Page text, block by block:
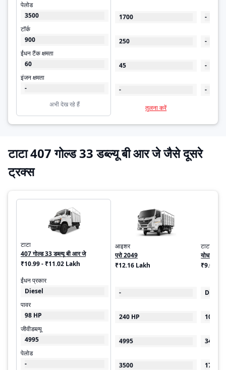
पेलोड
3500
टॉर्क
900
ईंधन टैंक क्षमता
60
इंजन क्षमता
-
अभी देख रहे हैं
1700
250
45
-
तुलना करें
-
-
-
-
टाटा 407 गोल्ड 33 डब्ल्यू बी आर जे जैसे दूसरे
ट्रक्स
टाटा
407 गोल्ड 33 डब्ल्यू बी आर जे
₹10.99 - ₹11.02 Lakh
ईंधन प्रकार
Diesel
पावर
98 HP
जीवीडब्ल्यू
4995
पेलोड
-
आइशर
प्रो 2049
₹12.16 Lakh
-
240 HP
4995
3500
टाटा
योधा
₹9.07 -
Diesel
100 HP
3490
1700